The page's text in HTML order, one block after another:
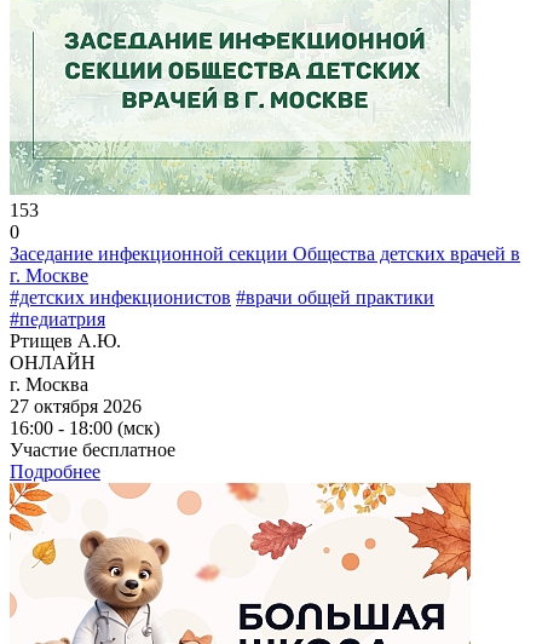
153
0
Заседание инфекционной секции Общества детских врачей в
г. Москве
#детских инфекционистов #врачи общей практики
#педиатрия
Ртищев А.Ю.
ОНЛАЙН
г. Москва
27 октября 2026
16:00 - 18:00 (мск)
Участие бесплатное
Подробнее